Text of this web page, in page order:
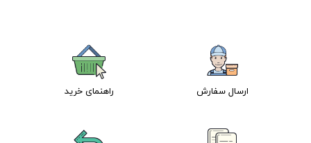
ارسال سفارش راهنمای خرید